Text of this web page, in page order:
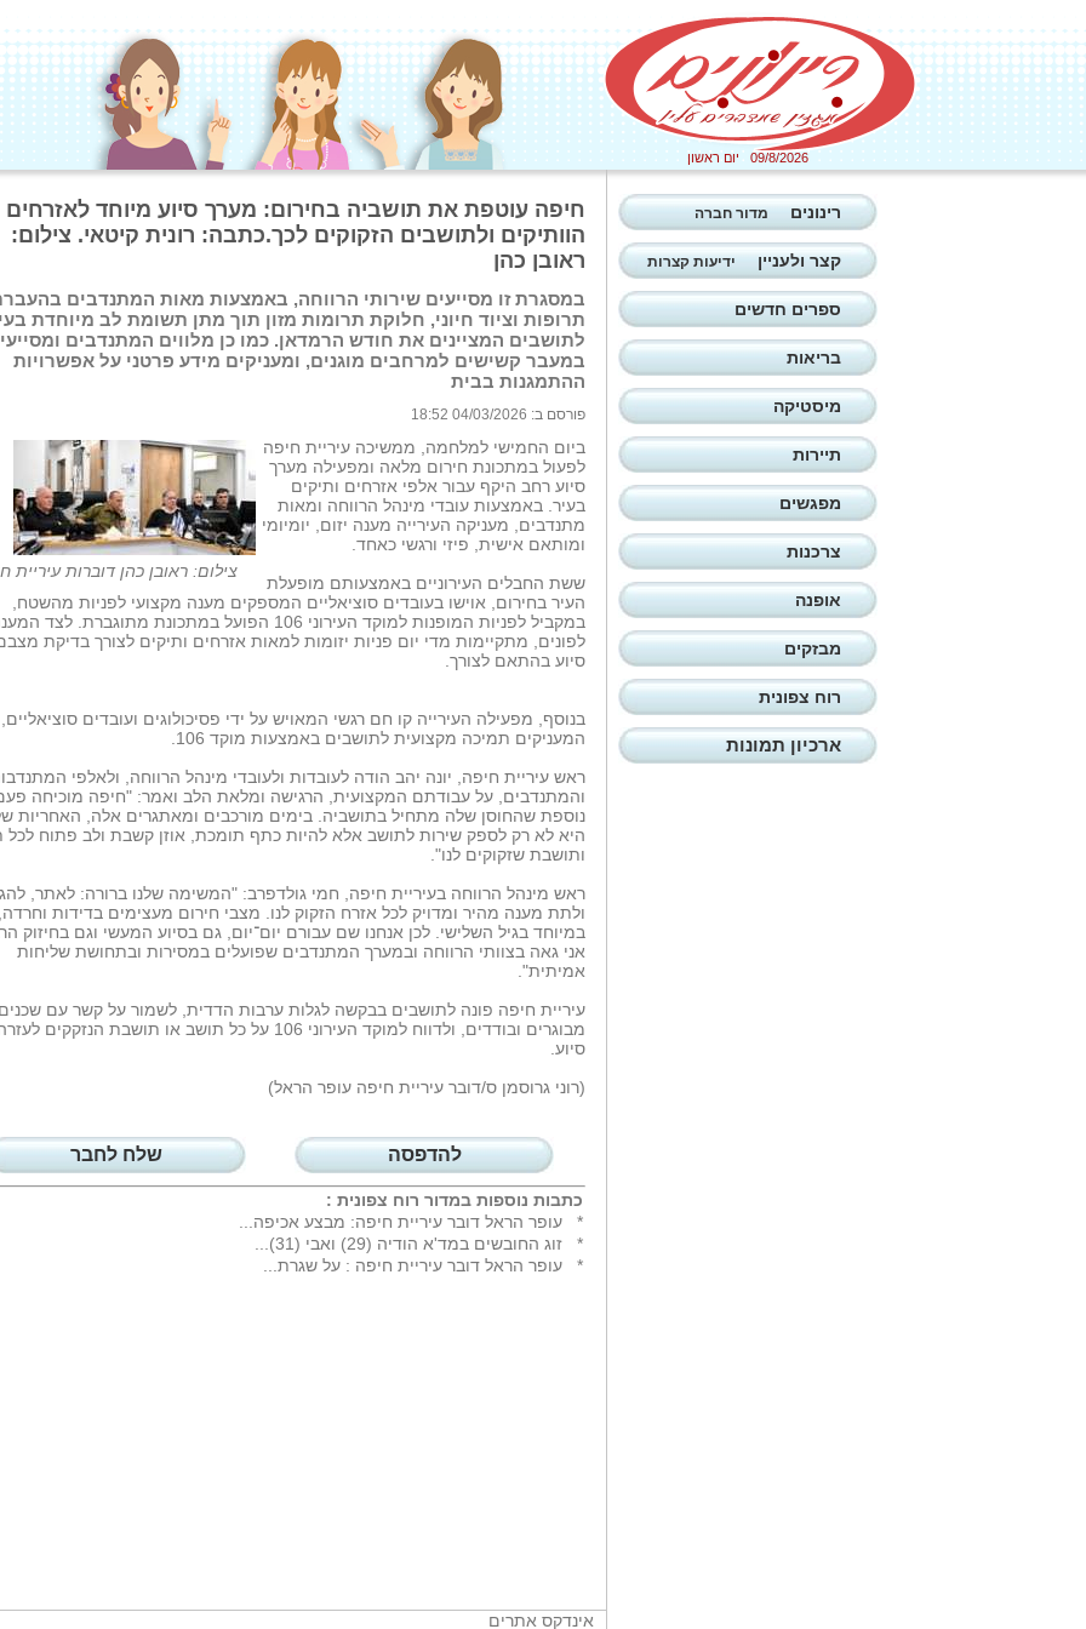
09/8/2026 יום ראשון
חיפה עוטפת את תושביה בחירום: מערך סיוע מיוחד לאזרחים
הוותיקים ולתושבים הזקוקים לכך.כתבה: רונית קיטאי. צילום:
ראובן כהן
במסגרת זו מסייעים שירותי הרווחה, באמצעות מאות המתנדבים
תרופות וציוד חיוני, חלוקת תרומות מזון תוך מתן תשומת לב מיוחדת
לתושבים המציינים את חודש הרמדאן. כמו כן מלווים המתנדבים
במעבר קשישים למרחבים מוגנים, ומעניקים מידע פרטני על אפשרויות
ההתמגנות בבית
פורסם ב: 04/03/2026 18:52
צילום: ראובן כהן דוברות עיריית
ביום החמישי למלחמה, ממשיכה עיריית חיפה
לפעול במתכונת חירום מלאה ומפעילה מערך
סיוע רחב היקף עבור אלפי אזרחים ותיקים
בעיר. באמצעות עובדי מינהל הרווחה ומאות
מתנדבים, מעניקה העירייה מענה יזום, יומיומי
ומותאם אישית, פיזי ורגשי כאחד.
ששת החבלים העירוניים באמצעותם מופעלת
העיר בחירום, אוישו בעובדים סוציאליים המספקים מענה מקצועי לפניות מהשטח,
במקביל לפניות המופנות למוקד העירוני 106 הפועל במתכונת מתוגברת. לצד
לפונים, מתקיימות מדי יום פניות יזומות למאות אזרחים ותיקים לצורך בדיקת
סיוע בהתאם לצורך.
בנוסף, מפעילה העירייה קו חם רגשי המאויש על ידי פסיכולוגים ועובדים סוציאליים,
המעניקים תמיכה מקצועית לתושבים באמצעות מוקד 106.
ראש עיריית חיפה, יונה יהב הודה לעובדות ולעובדי מינהל הרווחה, ולאלפי
והמתנדבים, על עבודתם המקצועית, הרגישה ומלאת הלב ואמר: "חיפה מוכיחה
נוספת שהחוסן שלה מתחיל בתושביה. בימים מורכבים ומאתגרים אלה, האחריות
היא לא רק לספק שירות לתושב אלא להיות כתף תומכת, אוזן קשבת ולב פתוח לכל
ותושבת שזקוקים לנו".
ראש מינהל הרווחה בעיריית חיפה, חמי גולדפרב: "המשימה שלנו ברורה: לאתר,
ולתת מענה מהיר ומדויק לכל אזרח הזקוק לנו. מצבי חירום מעצימים בדידות וחרדה,
במיוחד בגיל השלישי. לכן אנחנו שם עבורם יום־יום, גם בסיוע המעשי וגם בחיזוק
אני גאה בצוותי הרווחה ובמערך המתנדבים שפועלים במסירות ובתחושת שליחות
אמיתית".
עיריית חיפה פונה לתושבים בבקשה לגלות ערבות הדדית, לשמור על קשר עם שכנים
מבוגרים ובודדים, ולדווח למוקד העירוני 106 על כל תושב או תושבת הנזקקים
סיוע.
(רוני גרוסמן ס/דובר עיריית חיפה עופר הראל)
שלח לחבר להדפסה
כתבות נוספות במדור רוח צפונית :
* עופר הראל דובר עיריית חיפה: מבצע אכיפה...
* זוג החובשים במד'א הודיה (29) ואבי (31)...
* עופר הראל דובר עיריית חיפה : על שגרת...
אינדקס אתרים
רינונים מדור חברה
קצר ולעניין ידיעות קצרות
ספרים חדשים
בריאות
מיסטיקה
תיירות
מפגשים
צרכנות
אופנה
מבזקים
רוח צפונית
ארכיון תמונות